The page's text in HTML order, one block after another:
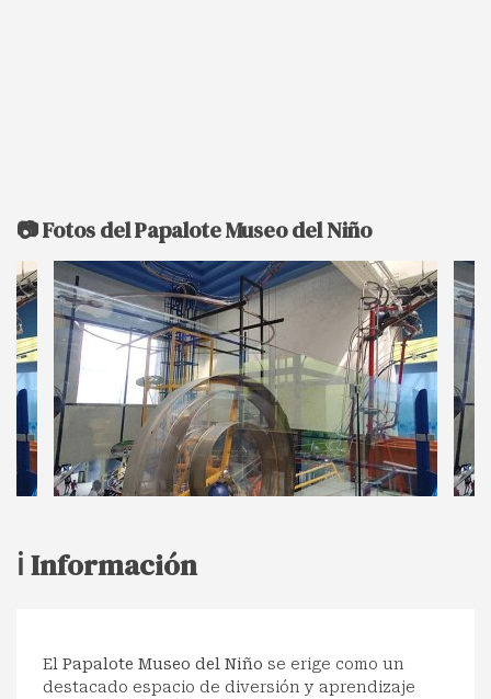
📷 Fotos del Papalote Museo del Niño
ℹ️ Información
El Papalote Museo del Niño se erige como un
destacado espacio de diversión y aprendizaje